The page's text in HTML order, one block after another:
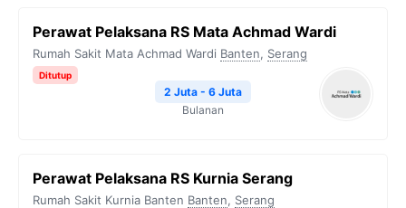
Perawat Pelaksana RS Mata Achmad Wardi
Rumah Sakit Mata Achmad Wardi Banten, Serang
Ditutup
2 Juta - 6 Juta
Bulanan
Perawat Pelaksana RS Kurnia Serang
Rumah Sakit Kurnia Banten Banten, Serang